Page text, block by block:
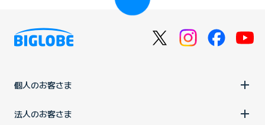
個人のお客さま
法人のお客さま